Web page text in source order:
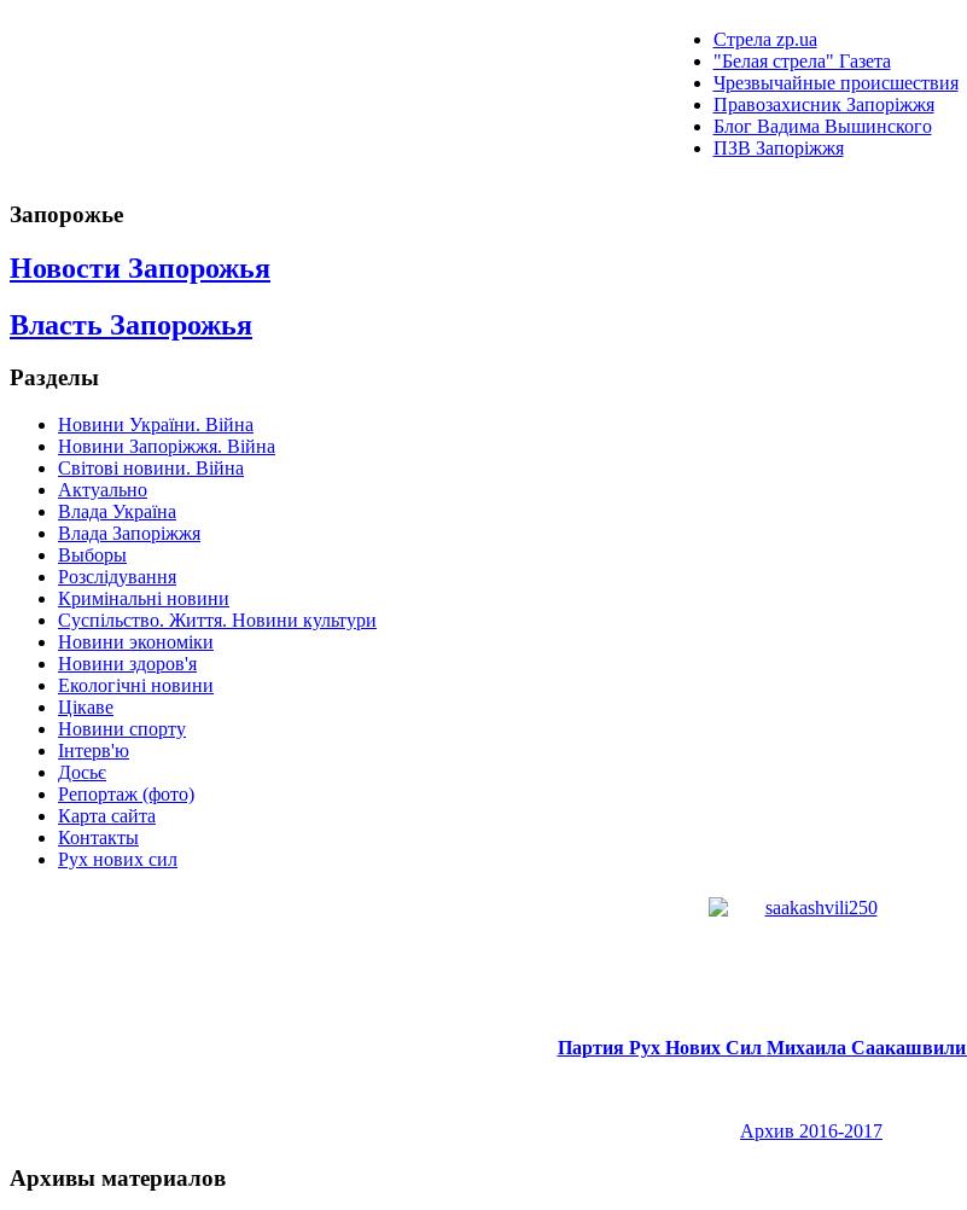
Стрела zp.ua
"Белая стрела" Газета
Чрезвычайные происшествия
Правозахисник Запоріжжя
Блог Вадима Вышинского
ПЗВ Запоріжжя
Запорожье
Новости Запорожья
Власть Запорожья
Разделы
Новини України. Війна
Новини Запоріжжя. Війна
Світові новини. Війна
Актуально
Влада Україна
Влада Запоріжжя
Выборы
Розслідування
Кримінальні новини
Суспільство. Життя. Новини культури
Новини экономіки
Новини здоров'я
Екологічні новини
Цікаве
Новини спорту
Інтерв'ю
Досьє
Репортаж (фото)
Карта сайта
Контакты
Рух нових сил
Партия Рух Нових Сил Михаила Саакашвили
Архив 2016-2017
Архивы материалов